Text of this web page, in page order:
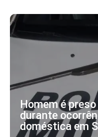
Homem é
durante
doméstica em